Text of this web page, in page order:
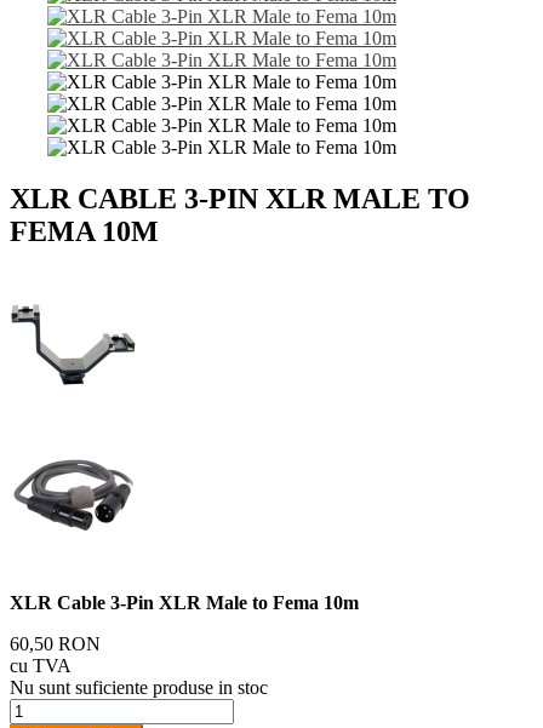
XLR CABLE 3-PIN XLR MALE TO
FEMA 10M
XLR Cable 3-Pin XLR Male to Fema 10m
60,50 RON
cu TVA
Nu sunt suficiente produse in stoc